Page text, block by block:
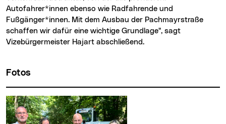
Autofahrer*innen ebenso wie Radfahrende und
Fußgänger*innen. Mit dem Ausbau der Pachmayrstraße
schaffen wir dafür eine wichtige Grundlage", sagt
Vizebürgermeister Hajart abschließend.
Fotos